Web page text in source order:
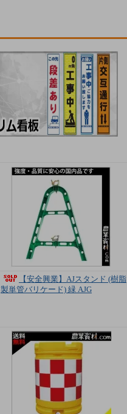
【安全興業】AJスタンド (樹脂
製単管バリケード) 緑 AJG